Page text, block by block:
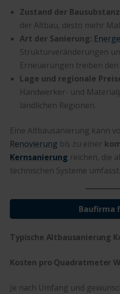
Zustand der
der Altbau, desto mehr
Art der Sanierung:
Strukturveränderungen
Erneuerungen treiben den
Lage und regionale
Handwerker- und
ländlichen Regionen.
Eine Altbausanierung kann
Renovierung bis zu einer
Kernsanierung reichen, die
technischen Systeme umfasst.
Baufirma
Typische Altbausanierung
Kosten pro Quadratmeter
Je nach Umfang und